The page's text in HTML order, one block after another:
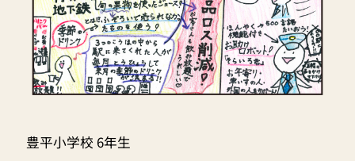
豊平小学校 6年生